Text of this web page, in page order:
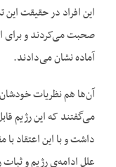
این افراد در حقیقت
صحبت می‌کردند و برای
آماده نشان می‌دادند.
آن‌ها هم نظریات
می‌گفتند که این رژیم
داشت و با این اعتقاد
علل ادامه‌ی رژیم و